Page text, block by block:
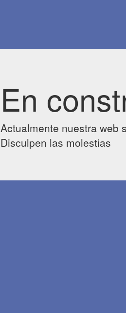
En
Actualmente nuestra web
Disculpen las molestias